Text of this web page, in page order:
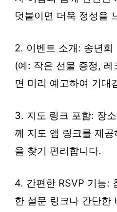
덧붙이면 더욱 정성을
2. 이벤트 소개: 송년회
(예: 작은 선물 증정,
면 미리 예고하여 기대
3. 지도 링크 포함: 장
께 지도 앱 링크를 제
을 찾기 편리합니다.
4. 간편한 RSVP 기능:
한 설문 링크나 간단한